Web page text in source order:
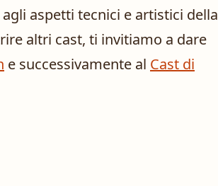
aspetti tecnici e artistici della
altri cast, ti invitiamo a dare
e successivamente al Cast di